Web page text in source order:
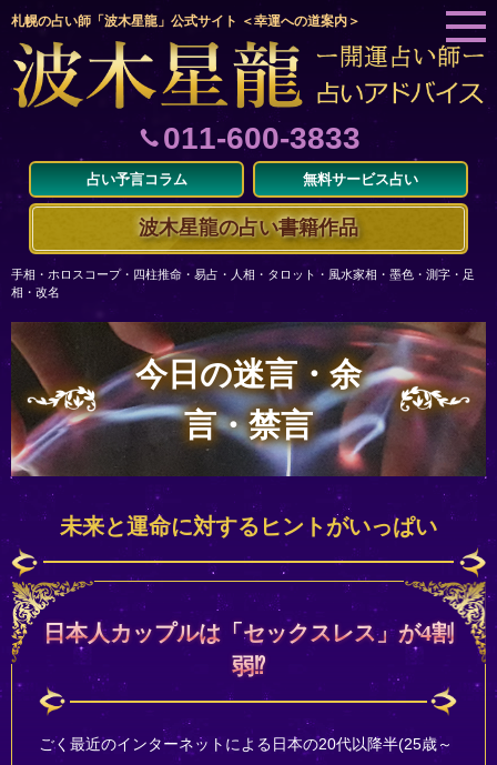
札幌の占い師「波木星龍」公式サイト ＜幸運への道案内＞
011-600-3833
占い予言コラム 無料サービス占い
波木星龍の占い書籍作品
手相・ホロスコープ・四柱推命・易占・人相・タロット・風水家相・墨色・測字・足
相・改名
今日の迷言・余
言・禁言
未来と運命に対するヒントがいっぱい
日本人カップルは「セックスレス」が4割
弱⁉
ごく最近のインターネットによる日本の20代以降半(25歳～